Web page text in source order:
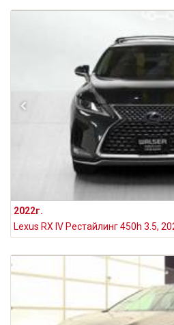
2022г.
Lexus RX IV Рестайлинг 450h 3.5,